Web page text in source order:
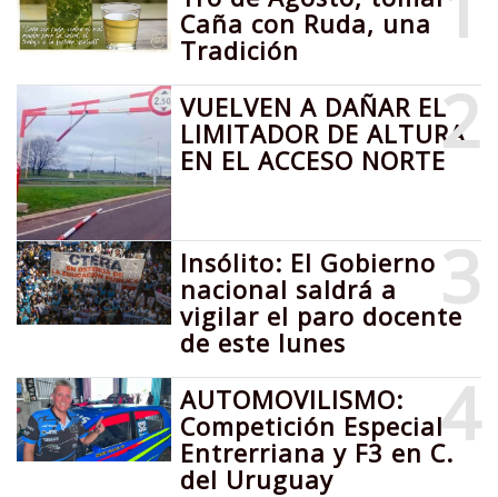
Caña con Ruda, una
Tradición
2
VUELVEN A DAÑAR EL
LIMITADOR DE ALTURA
EN EL ACCESO NORTE
3
Insólito: El Gobierno
nacional saldrá a
vigilar el paro docente
de este lunes
4
AUTOMOVILISMO:
Competición Especial
Entrerriana y F3 en C.
del Uruguay